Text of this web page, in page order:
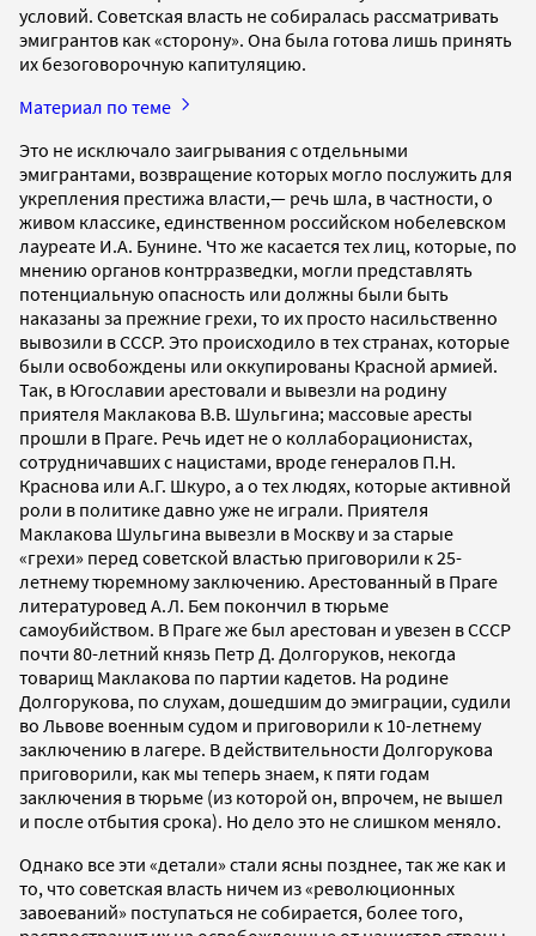
условий. Советская власть не собиралась рассматривать
эмигрантов как «сторону». Она была готова лишь принять
их безоговорочную капитуляцию.
Материал по теме
Это не исключало заигрывания с отдельными
эмигрантами, возвращение которых могло послужить для
укрепления престижа власти,— речь шла, в частности, о
живом классике, единственном российском нобелевском
лауреате И.А. Бунине. Что же касается тех лиц, которые, по
мнению органов контрразведки, могли представлять
потенциальную опасность или должны были быть
наказаны за прежние грехи, то их просто насильственно
вывозили в СССР. Это происходило в тех странах, которые
были освобождены или оккупированы Красной армией.
Так, в Югославии арестовали и вывезли на родину
приятеля Маклакова В.В. Шульгина; массовые аресты
прошли в Праге. Речь идет не о коллаборационистах,
сотрудничавших с нацистами, вроде генералов П.Н.
Краснова или А.Г. Шкуро, а о тех людях, которые активной
роли в политике давно уже не играли. Приятеля
Маклакова Шульгина вывезли в Москву и за старые
«грехи» перед советской властью приговорили к 25-
летнему тюремному заключению. Арестованный в Праге
литературовед А.Л. Бем покончил в тюрьме
самоубийством. В Праге же был арестован и увезен в СССР
почти 80-летний князь Петр Д. Долгоруков, некогда
товарищ Маклакова по партии кадетов. На родине
Долгорукова, по слухам, дошедшим до эмиграции, судили
во Львове военным судом и приговорили к 10-летнему
заключению в лагере. В действительности Долгорукова
приговорили, как мы теперь знаем, к пяти годам
заключения в тюрьме (из которой он, впрочем, не вышел
и после отбытия срока). Но дело это не слишком меняло.
Однако все эти «детали» стали ясны позднее, так же как и
то, что советская власть ничем из «революционных
завоеваний» поступаться не собирается, более того,